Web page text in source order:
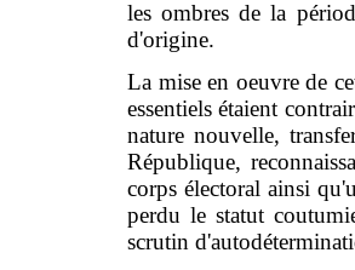
les ombres de la
d'origine.
La mise en oeuvre de
essentiels étaient
nature nouvelle,
République,
corps électoral ainsi
perdu le statut
scrutin